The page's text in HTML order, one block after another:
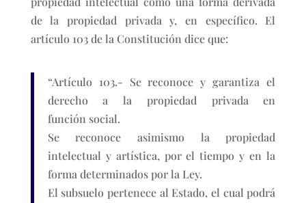
de la propiedad privada y, en específico. El
artículo 103 de la Constitución dice que:
“Artículo 103.- Se reconoce y garantiza el
derecho a la propiedad privada en
función social.
Se reconoce asimismo la propiedad
intelectual y artística, por el tiempo y en la
forma determinados por la Ley.
El subsuelo pertenece al Estado, el cual podrá